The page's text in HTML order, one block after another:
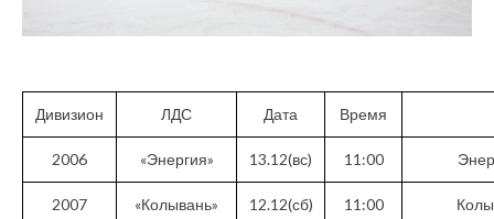
Дивизион ЛДС Дата Время
2006 «Энергия» 13.12(вс) 11:00
2007 «Колывань» 12.12(сб) 11:00